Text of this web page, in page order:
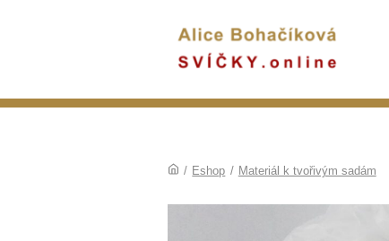
/ Eshop / Materiál k tvořivým sadám